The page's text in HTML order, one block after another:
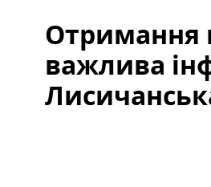
Отримання
важлива